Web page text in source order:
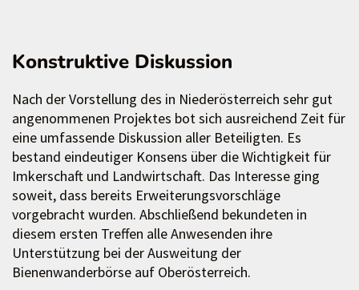
Konstruktive Diskussion
Nach der Vorstellung des in Niederösterreich sehr gut
angenommenen Projektes bot sich ausreichend Zeit für
eine umfassende Diskussion aller Beteiligten. Es
bestand eindeutiger Konsens über die Wichtigkeit für
Imkerschaft und Landwirtschaft. Das Interesse ging
soweit, dass bereits Erweiterungsvorschläge
vorgebracht wurden. Abschließend bekundeten in
diesem ersten Treffen alle Anwesenden ihre
Unterstützung bei der Ausweitung der
Bienenwanderbörse auf Oberösterreich.